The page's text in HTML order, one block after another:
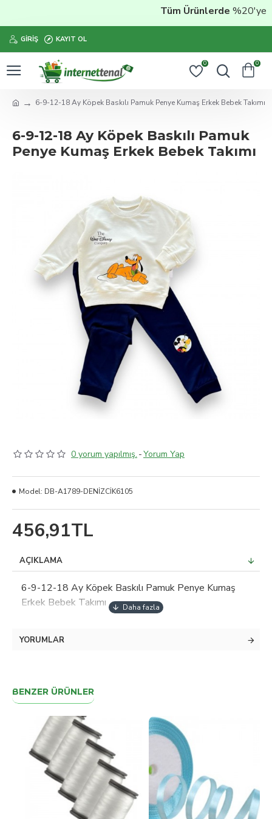
Tüm Ürünlerde%20'ye
GIRIŞ KAYIT OL
0 0
6-9-12-18 Ay Köpek Baskılı Pamuk Penye Kumaş Erkek Bebek Takımı
6-9-12-18 Ay Köpek Baskılı Pamuk
Penye Kumaş Erkek Bebek Takımı
0 yorum yapılmış. -Yorum Yap
456,91TL
Model: DB-A1789-DENİZCİK6105
AÇIKLAMA
6-9-12-18 Ay Köpek Baskılı Pamuk Penye Kumaş
Erkek Bebek Takımı
YORUMLAR
BENZER ÜRÜNLER